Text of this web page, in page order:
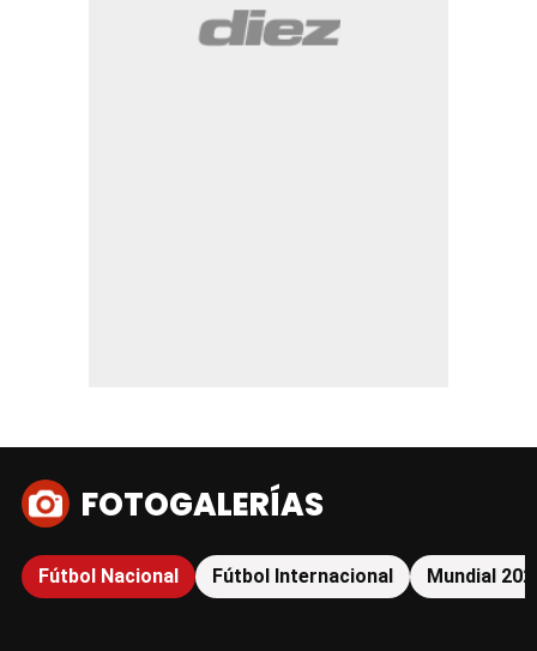
FOTOGALERÍAS
Fútbol Nacional Fútbol Internacional Mundial